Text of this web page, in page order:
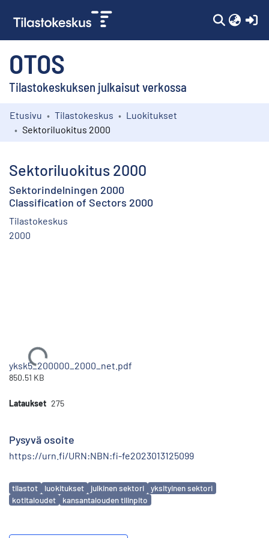
OTOS
Tilastokeskuksen julkaisut verkossa
Kokoelmat
Etusivu Tilastokeskus
Luokitukset
Sektoriluokitus 2000
Sektoriluokitus 2000
Sektorindelningen 2000
Classification of Sectors 2000
Tilastokeskus
2000
Ladataan...
yksk5_200000_2000_net.pdf
850.51 KB
Lataukset 275
Pysyvä osoite
https://urn.fi/URN:NBN:fi-fe2023013125099
Avainsanat
tilastot luokitukset julkinen sektori
yksityinen sektori
kotitaloudet
kansantalouden tilinpito